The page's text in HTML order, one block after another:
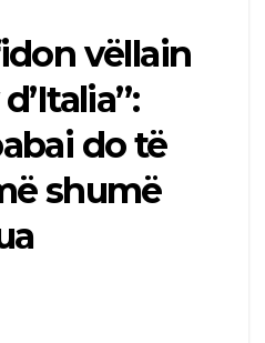
vëllain
do të
shumë